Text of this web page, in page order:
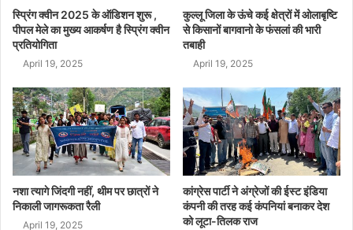
स्प्रिंग क्वीन 2025 के ऑडिशन शुरू ,
पीपल मेले का मुख्य आकर्षण है स्प्रिंग क्वीन
प्रतियोगिता
April 19, 2025
कुल्लू जिला के ऊंचे कई क्षेत्रों में ओलाबृष्टि
से किसानों बागवानो के फंसलां की भारी
तबाही
April 19, 2025
नशा त्यागे जिंदगी नहीं, थीम पर छात्रों ने
निकाली जागरूकता रैली
April 19, 2025
कांग्रेस पार्टी ने अंग्रेजों की ईस्ट इंडिया
कंपनी की तरह कई कंपनियां बनाकर देश
को लूटा-तिलक राज